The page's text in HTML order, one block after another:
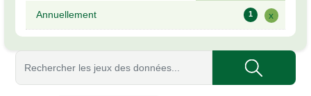
Annuellement 1 x